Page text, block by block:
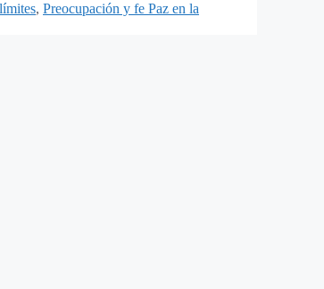
, Preocupación y fe Paz en la